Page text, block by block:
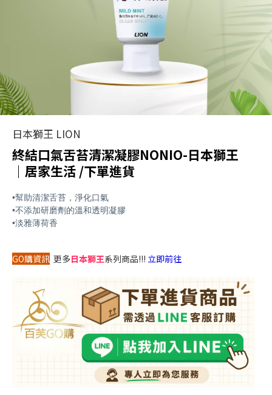
日本獅王 LION
終結口氣舌苔清潔凝膠NONIO-日本獅王
｜居家生活 /下單進貨
•幫助清潔舌苔，淨化口氣
•不添加研磨劑的溫和透明凝膠
•淡雅薄荷香
GO購資訊 更多日本獅王系列商品!!! 立即前往